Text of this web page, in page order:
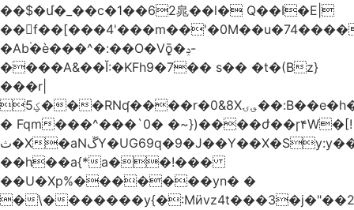
��$�մ�_��c�1��62㿡��l� Q��I�E|
�Ab۬�è���^�:��O�V݈ǭ�ݚ-
����A&��Ĭ:�KFh9�7�� s�� �t�(Bz}
���r|
ؼ5���RNʠ����r�0&8X؈ۍ��:B��e�h�h��1�F��FtÓc�LLW��5p�ZyyC�QX���v�@��0j�3��x���2���
� Fqm���^���`0� �~})����ժ��ɼ۴W�[!
ث�X�aNڱY�UG69q�9�J��Y��X�Sy:y��8�H~2,w�J4��z�T7F���߲"�&�-
��h��a{*a��!���
��U�Xp%�������yn� �
�\�